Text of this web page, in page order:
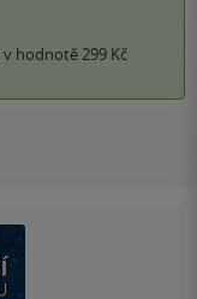
v hodnotě 299 Kč